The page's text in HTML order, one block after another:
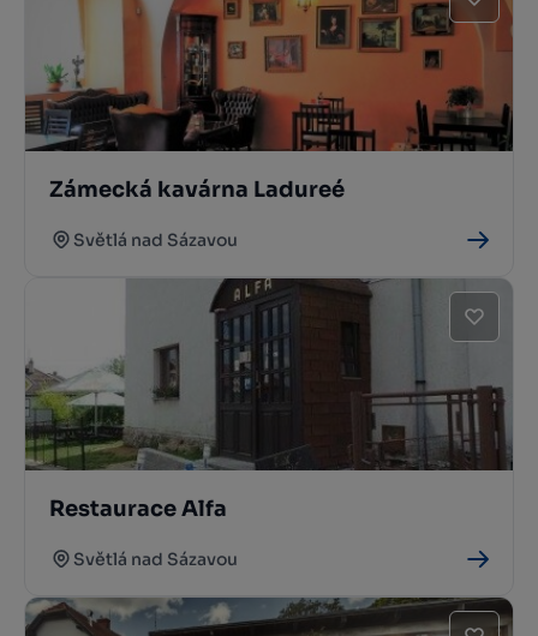
Zámecká kavárna Ladureé
Světlá nad Sázavou
Restaurace Alfa
Světlá nad Sázavou